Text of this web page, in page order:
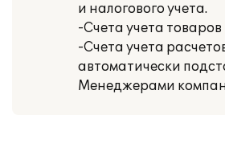
и налогового учета.
-Счета учета
-Счета учета
автоматически
Менеджерами